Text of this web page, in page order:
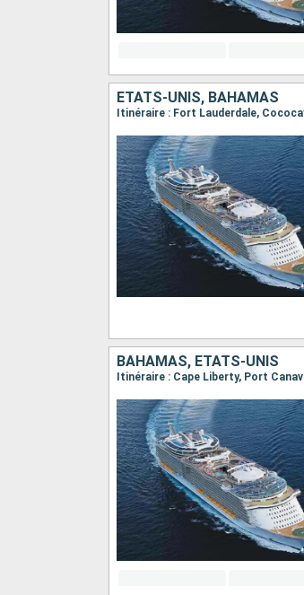
ÉTATS-UNIS, BAHAMAS
Itinéraire : Fort Lauderdale,
BAHAMAS, ÉTATS-UNIS
Itinéraire : Cape Liberty, Port